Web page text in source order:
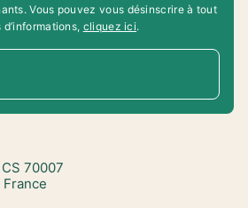
Vous pouvez vous désinscrire à tout
cliquez ici.
70007
France